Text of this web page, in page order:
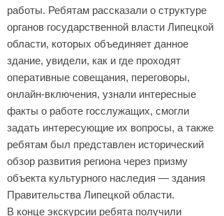
работы. Ребятам рассказали о структуре
органов государственной власти Липецкой
области, которых объединяет данное
здание, увидели, как и где проходят
оперативные совещания, переговоры,
онлайн-включения, узнали интересные
факты о работе госслужащих, смогли
задать интересующие их вопросы, а также
ребятам был представлен исторический
обзор развития региона через призму
объекта культурного наследия — здания
Правительства Липецкой области.
В конце экскурсии ребята получили